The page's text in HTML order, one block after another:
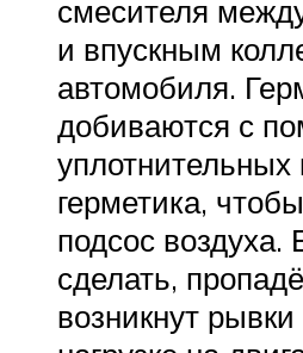
смесителя
и впускным
автомобиля.
добиваются с
уплотнительных
герметика,
подсос воздуха.
сделать,
возникнут